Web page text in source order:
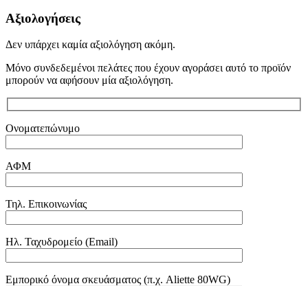
Αξιολογήσεις
Δεν υπάρχει καμία αξιολόγηση ακόμη.
Μόνο συνδεδεμένοι πελάτες που έχουν αγοράσει αυτό το προϊόν
μπορούν να αφήσουν μία αξιολόγηση.
Ονοματεπώνυμο
ΑΦΜ
Τηλ. Επικοινωνίας
Ηλ. Ταχυδρομείο (Email)
Εμπορικό όνομα σκευάσματος (π.χ. Aliette 80WG)